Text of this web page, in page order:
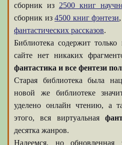
сборник из 2500 книг
сборник из4500 книг фэнтези
фантастических рассказов.
Библиотека содержит
сайте нет никаких
фантастика и все фентези
Старая библиотека была
новой же библиотеке
уделено онлайн чтению, а
этого, вся виртуальная
десятка жанров.
Надеемся, но обновленная